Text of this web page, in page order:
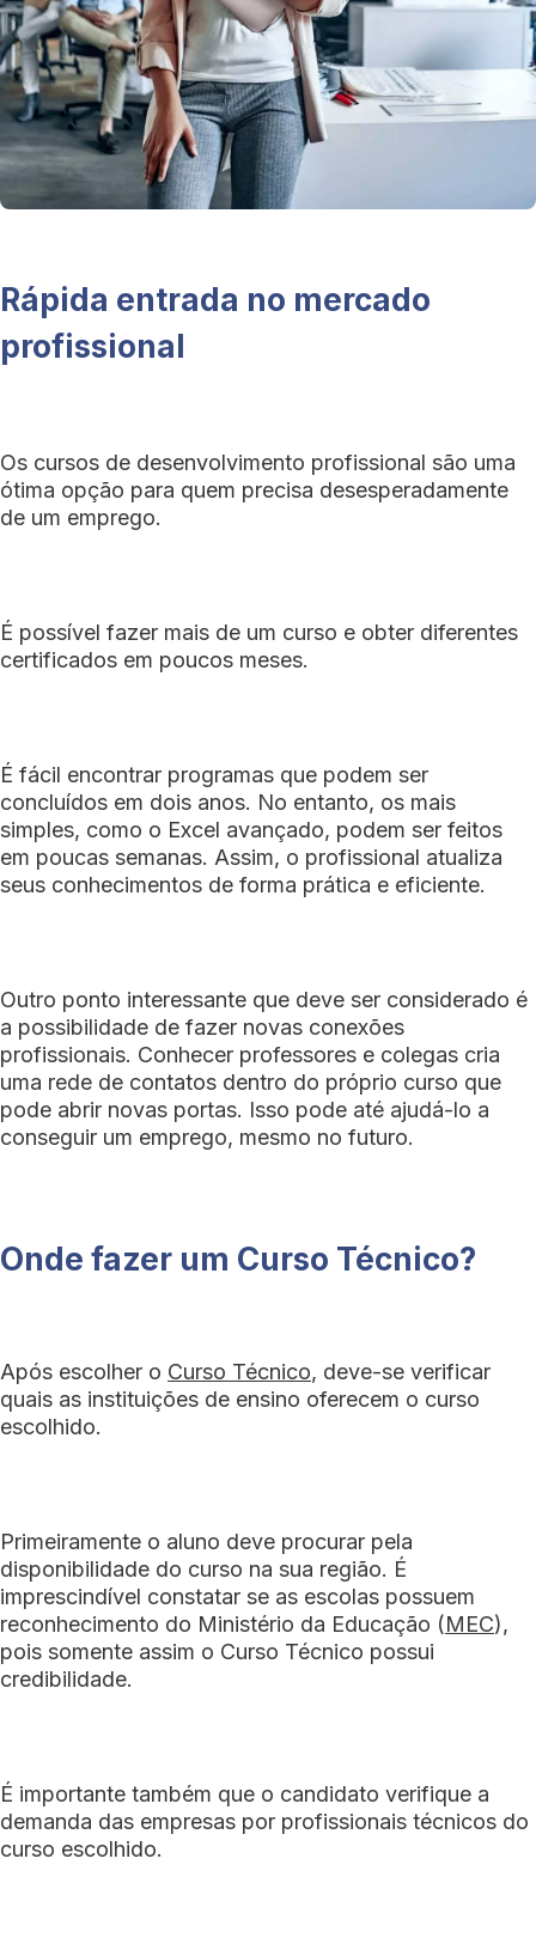
Rápida entrada no mercado
profissional
Os cursos de desenvolvimento profissional são uma
ótima opção para quem precisa desesperadamente
de um emprego.
É possível fazer mais de um curso e obter diferentes
certificados em poucos meses.
É fácil encontrar programas que podem ser
concluídos em dois anos. No entanto, os mais
simples, como o Excel avançado, podem ser feitos
em poucas semanas. Assim, o profissional atualiza
seus conhecimentos de forma prática e eficiente.
Outro ponto interessante que deve ser considerado é
a possibilidade de fazer novas conexões
profissionais. Conhecer professores e colegas cria
uma rede de contatos dentro do próprio curso que
pode abrir novas portas. Isso pode até ajudá-lo a
conseguir um emprego, mesmo no futuro.
Onde fazer um Curso Técnico?
Após escolher o Curso Técnico, deve-se verificar
quais as instituições de ensino oferecem o curso
escolhido.
Primeiramente o aluno deve procurar pela
disponibilidade do curso na sua região. É
imprescindível constatar se as escolas possuem
reconhecimento do Ministério da Educação (MEC),
pois somente assim o Curso Técnico possui
credibilidade.
É importante também que o candidato verifique a
demanda das empresas por profissionais técnicos do
curso escolhido.